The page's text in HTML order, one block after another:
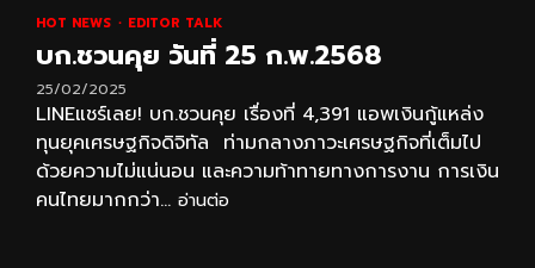
HOT NEWS EDITOR TALK
บก.ชวนคุย วันที่ 25 ก.พ.2568
25/02/2025
LINEแชร์เลย! บก.ชวนคุย เรื่องที่ 4,391 แอพเงินกู้แหล่ง
ทุนยุคเศรษฐกิจดิจิทัล ท่ามกลางภาวะเศรษฐกิจที่เต็มไป
ด้วยความไม่แน่นอน และความท้าทายทางการงาน การเงิน
คนไทยมากกว่า... อ่านต่อ